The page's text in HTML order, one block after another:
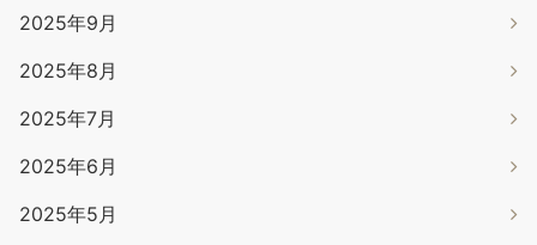
2025年9月
2025年8月
2025年7月
2025年6月
2025年5月